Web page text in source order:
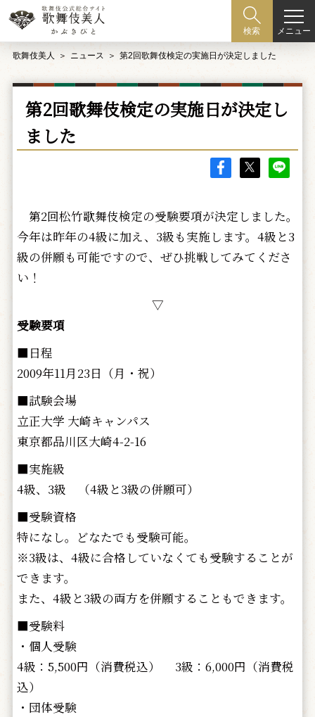
検索 メニュー
歌舞伎美人 ニュース 第2回歌舞伎検定の実施日が決定しました
第2回歌舞伎検定の実施日が決定し
ました
第2回松竹歌舞伎検定の受験要項が決定しました。
今年は昨年の4級に加え、3級も実施します。4級と3
級の併願も可能ですので、ぜひ挑戦してみてくださ
い！
▽
受験要項
■日程
2009年11月23日（月・祝）
■試験会場
立正大学 大崎キャンパス
東京都品川区大崎4-2-16
■実施級
4級、3級 （4級と3級の併願可）
■受験資格
特になし。どなたでも受験可能。
※3級は、4級に合格していなくても受験することが
できます。
また、4級と3級の両方を併願することもできます。
■受験料
・個人受験
4級：5,500円（消費税込） 3級：6,000円（消費税
込）
・団体受験